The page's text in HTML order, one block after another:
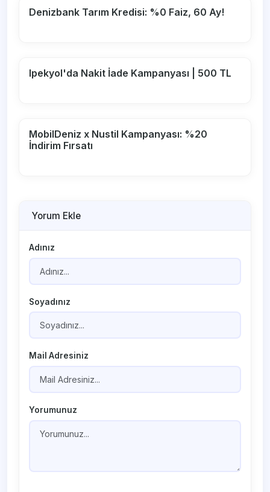
Denizbank Tarım Kredisi: %0 Faiz, 60 Ay!
Ipekyol'da Nakit İade Kampanyası | 500 TL
MobilDeniz x Nustil Kampanyası: %20
İndirim Fırsatı
Yorum Ekle
Adınız
Soyadınız
Mail Adresiniz
Yorumunuz